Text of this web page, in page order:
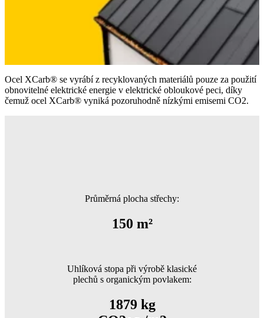
Ocel XCarb® se vyrábí z recyklovaných materiálů pouze za použití
obnovitelné elektrické energie v elektrické obloukové peci, díky
čemuž ocel XCarb® vyniká pozoruhodně nízkými emisemi CO2.
Průměrná plocha střechy:
150 m²
Uhlíková stopa při výrobě klasické
plechů s organickým povlakem:
1879 kg